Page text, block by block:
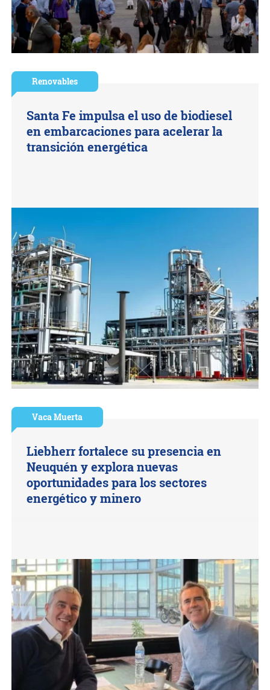
Renovables
Santa Fe impulsa el uso de biodiesel
en embarcaciones para acelerar la
transición energética
Vaca Muerta
Liebherr fortalece su presencia en
Neuquén y explora nuevas
oportunidades para los sectores
energético y minero